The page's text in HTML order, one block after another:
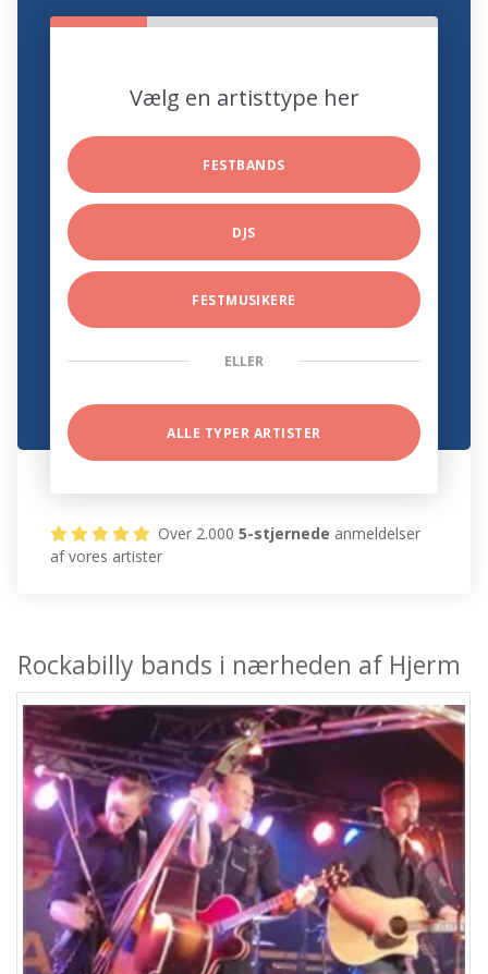
Vælg en artisttype her
FESTBANDS
DJS
FESTMUSIKERE
ELLER
ALLE TYPER ARTISTER
Over 2.0005-stjernede anmeldelser
af vores artister
Rockabilly bands i nærheden af Hjerm